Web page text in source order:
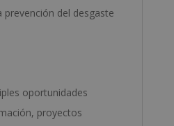
del desgaste
oportunidades
proyectos